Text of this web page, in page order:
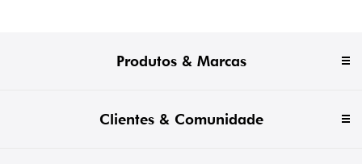
Produtos & Marcas
Clientes & Comunidade